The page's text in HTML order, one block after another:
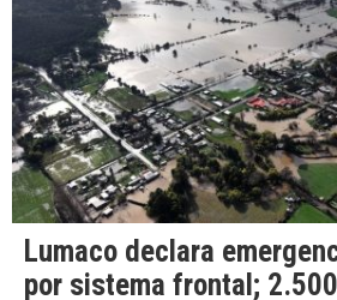
Lumaco declara
por sistema frontal;